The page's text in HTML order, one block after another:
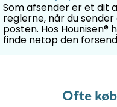
Som afsender er et dit
reglerne, når du
posten. Hos
finde netop den
Ofte